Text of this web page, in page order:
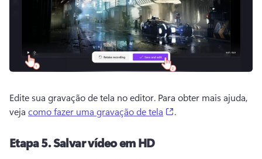
Edite sua gravação de tela no editor. Para obter mais ajuda,
veja como fazer uma gravação de tela .
Etapa 5. Salvar vídeo em HD